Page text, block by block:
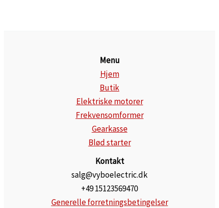
Menu
Hjem
Butik
Elektriske motorer
Frekvensomformer
Gearkasse
Blød starter
Kontakt
salg@vyboelectric.dk
+49 15123569470
Generelle forretningsbetingelser